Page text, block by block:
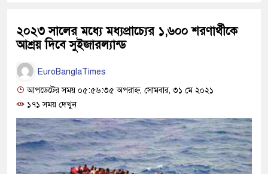
২০২৩ সালের মধ্যে মধ্যপ্রাচ্যের ১,৬০০ শরণার্থীকে
আশ্রয় দিবে সুইজারল্যান্ড
EuroBanglaTimes
আপডেটের সময় ০৫:৫৬:৩৫ অপরাহ্ন, সোমবার, ৩১ মে ২০২১
১৭১ সময় দেখুন